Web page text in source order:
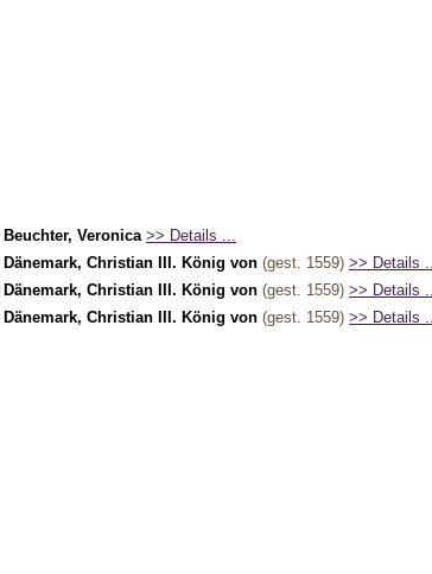
Beuchter, Veronica >> Details ...
Dänemark, Christian III. König von (gest. 1559) >> Details ...
Dänemark, Christian III. König von (gest. 1559) >> Details ...
Dänemark, Christian III. König von (gest. 1559) >> Details ...